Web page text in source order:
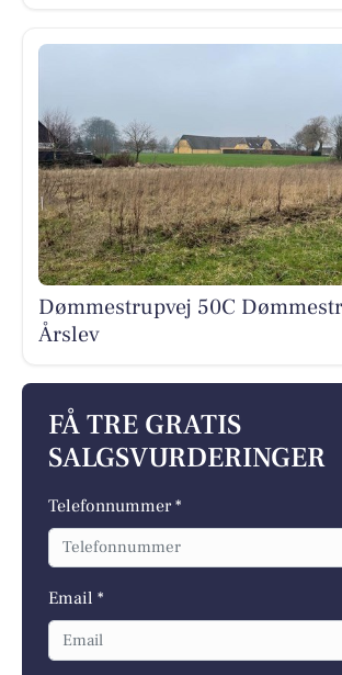
Dømmestrupvej 50C
Årslev
FÅ TRE GRATIS
SALGSVURDERINGER
Telefonnummer *
Email *